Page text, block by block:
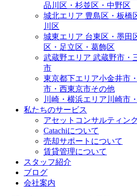
品川区・杉並区・中野区
城北エリア 豊島区・板橋
川区
城東エリア 台東区・墨田
区・足立区・葛飾区
武蔵野エリア 武蔵野市・
市
東京都下エリア小金井市
市・西東京市その他
川崎・横浜エリア 川崎市
私たちのサービス
アセットコンサルティン
Catachiについて
売却サポートについて
賃貸管理について
スタッフ紹介
ブログ
会社案内